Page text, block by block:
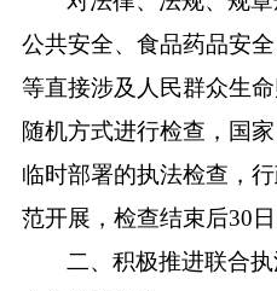
公共安全、食品药品安
等直接涉及人民群众生
随机方式进行检查 ， 国
临时部署的执法检查，
范开展，检查结束后30
二、积极推进联合